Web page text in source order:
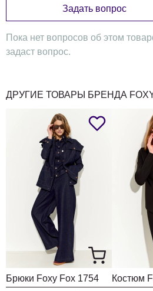
Задать вопрос
Пока нет вопросов об этом
задаст вопрос.
ДРУГИЕ ТОВАРЫ БРЕНДА
Брюки Foxy Fox 1754 Костюм